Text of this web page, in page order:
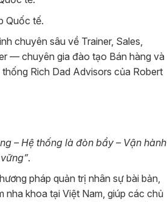
Quốc tế.
chuyên sâu về Trainer, Sales,
— chuyên gia đào tạo Bán hàng và
Rich Dad Advisors của Robert
– Hệ thống là đòn bẩy – Vận hành
.
pháp quản trị nhân sự bài bản,
nha khoa tại Việt Nam, giúp các chủ